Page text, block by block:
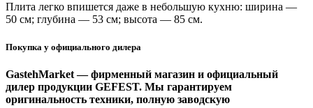
Плита легко впишется даже в небольшую кухню: ширина —
50 см; глубина — 53 см; высота — 85 см.
Покупка у официального дилера
GastehMarket — фирменный магазин и официальный
дилер продукции GEFEST. Мы гарантируем
оригинальность техники, полную заводскую